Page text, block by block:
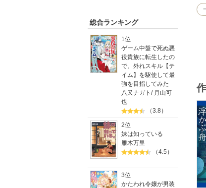
総合ランキング
1位
ゲーム中盤で死ぬ悪
役貴族に転生したの
で、外れスキル【テ
イム】を駆使して最
強を目指してみた
八又ナガト / 月山可
也
（3.8）
2位
妹は知っている
雁木万里
（4.5）
3位
かたわれ令嬢が男装
●